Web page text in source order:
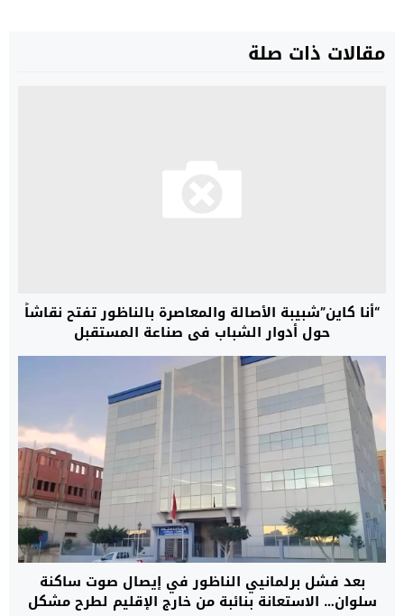
مقالات ذات صلة
“أنا كاين”شبيبة الأصالة والمعاصرة بالناظور تفتح نقاشاً
حول أدوار الشباب في صناعة المستقبل
بعد فشل برلمانيي الناظور في إيصال صوت ساكنة
سلوان… الاستعانة بنائبة من خارج الإقليم لطرح مشكل